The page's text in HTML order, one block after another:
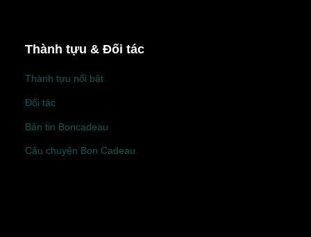
Thành tựu & Đối tác
Thành tựu nổi bật
Đối tác
Bản tin Boncadeau
Câu chuyện Bon Cadeau